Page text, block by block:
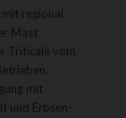
mit regional
Mast
Triticale vom
mit
und Erbsen-